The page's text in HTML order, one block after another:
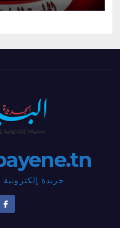
جريدة